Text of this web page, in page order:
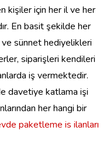
kişiler için her il ve her
En basit şekilde her
sünnet hediyelikleri
siparişleri kendileri
iş vermektedir.
davetiye katlama işi
her hangi bir
paketleme is ilanları